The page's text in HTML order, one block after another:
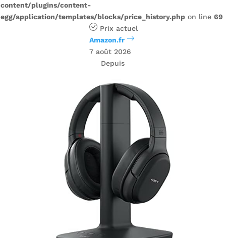
content/plugins/content-
egg/application/templates/blocks/price_history.php on line69
Prix ​​actuel
Amazon.fr
7 août 2026
Depuis